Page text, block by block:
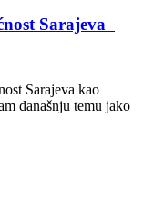
Sarajeva
Sarajeva kao
današnju temu jako